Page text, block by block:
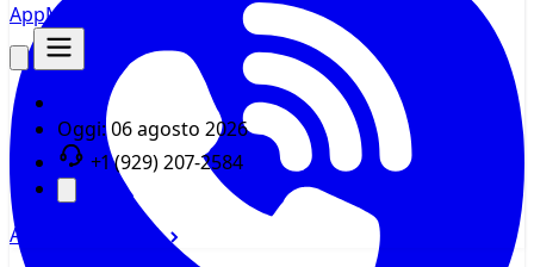
AppMsr
Oggi: 06 agosto 2026
+1 (929) 207-2584
Accedi Registrati